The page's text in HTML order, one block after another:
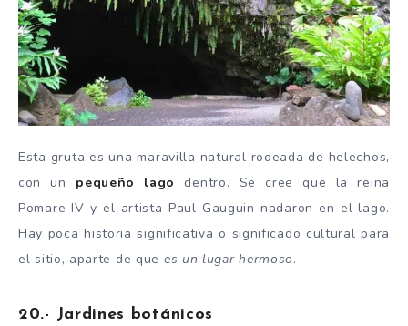
Esta gruta es una maravilla natural rodeada de helechos,
con un pequeño lago
dentro. Se cree que la reina
Pomare IV y el artista Paul Gauguin nadaron en el lago.
Hay poca historia significativa o significado cultural para
el sitio, aparte de que es un lugar hermoso.
20.- Jardines botánicos